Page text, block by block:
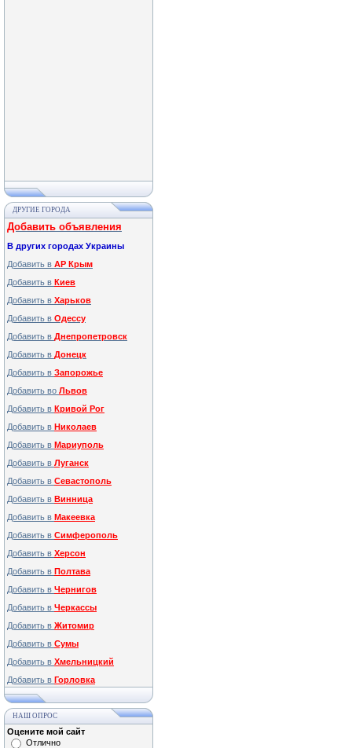
ДРУГИЕ ГОРОДА
Добавить объявления
В других городах Украины
Добавить в АР Крым
Добавить в Киев
Добавить в Харьков
Добавить в Одессу
Добавить в Днепропетровск
Добавить в Донецк
Добавить в Запорожье
Добавить во Львов
Добавить в Кривой Рог
Добавить в Николаев
Добавить в Мариуполь
Добавить в Луганск
Добавить в Севастополь
Добавить в Винница
Добавить в Макеевка
Добавить в Симферополь
Добавить в Херсон
Добавить в Полтава
Добавить в Чернигов
Добавить в Черкассы
Добавить в Житомир
Добавить в Сумы
Добавить в Хмельницкий
Добавить в Горловка
НАШ ОПРОС
Оцените мой сайт
Отлично